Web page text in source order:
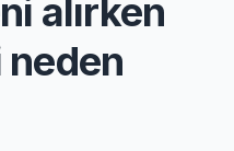
alırken